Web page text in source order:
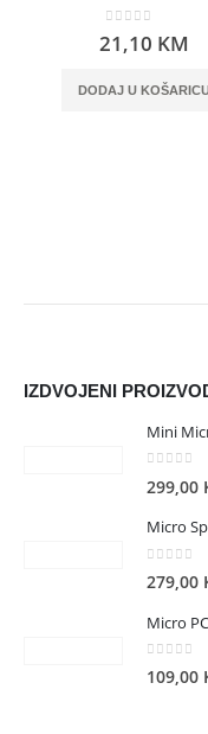
0 out of 5
21,10 KM
DODAJ U
IZDVOJENI
Mini
299,00
Micro
279,00
Micro
0 out of
109,00